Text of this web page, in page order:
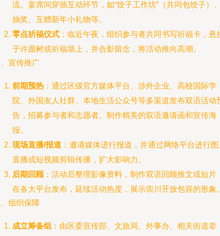
流。宴席间穿插互动环节，如“饺子工作坊”（共同包饺子）
抽奖、互赠新年小礼物等。
零点祈福仪式 ：临近午夜，组织参与者共同书写祈福卡，悬
于许愿树或祈福墙上，并合影留念，将活动推向高潮。
宣传推广
前期预热 ：通过区级官方媒体平台、涉外企业、高校国际学
院、外国友人社群、本地生活公众号等多渠道发布双语活动
告，招募参与者和志愿者。制作精美的双语邀请函和宣传海
报。
现场直播/报道 ：邀请媒体进行报道，并通过网络平台进行
直播或短视频剪辑传播，扩大影响力。
后期回顾 ：活动后整理影像资料，制作双语回顾推文或短片
在各大平台发布，延续活动热度，展示崇川开放包容的形象
组织保障
成立筹备组 ：由区委宣传部、文旅局、外事办、相关街道牵